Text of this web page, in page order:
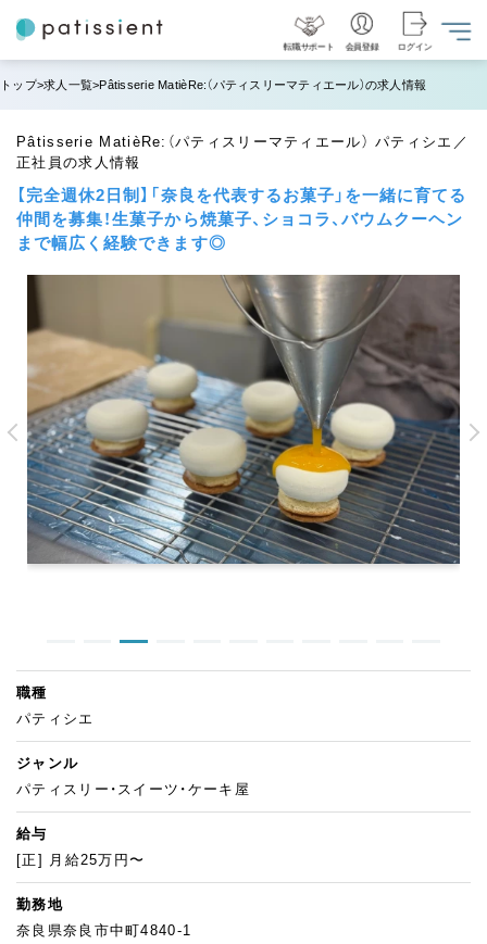
転職サポート 会員登録 ログイン
トップ 求人一覧 Pâtisserie MatièRe:（パティスリーマティエール）の求人情報
Pâtisserie MatièRe:（パティスリーマティエール） パティシエ／
正社員の求人情報
【完全週休2日制】「奈良を代表するお菓子」を一緒に育てる
仲間を募集！生菓子から焼菓子、ショコラ、バウムクーヘン
まで幅広く経験できます◎
職種
パティシエ
ジャンル
パティスリー・スイーツ・ケーキ屋
給与
[正] 月給25万円〜
勤務地
奈良県奈良市中町4840-1